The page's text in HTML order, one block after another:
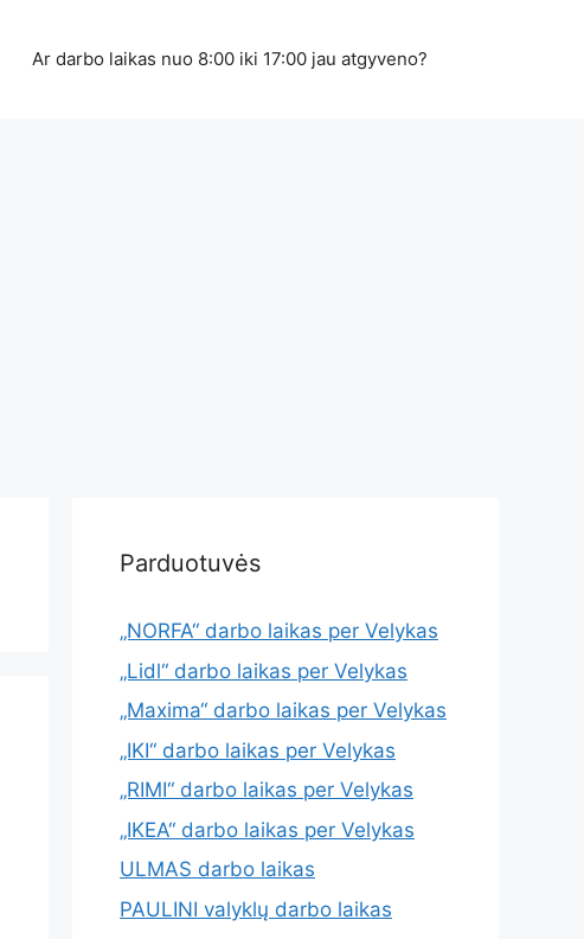
Ar darbo laikas nuo 8:00 iki 17:00 jau atgyveno?
Parduotuvės
„NORFA“ darbo laikas per Velykas
„Lidl“ darbo laikas per Velykas
„Maxima“ darbo laikas per Velykas
„IKI“ darbo laikas per Velykas
„RIMI“ darbo laikas per Velykas
„IKEA“ darbo laikas per Velykas
ULMAS darbo laikas
PAULINI valyklų darbo laikas